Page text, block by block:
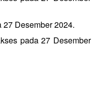
27 Desember 2024.
pada 27 Desember